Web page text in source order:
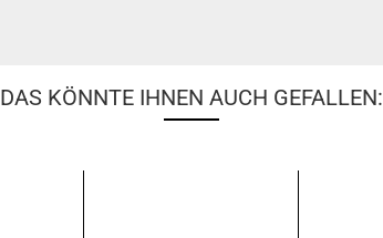
DAS KÖNNTE IHNEN AUCH GEFALLEN: